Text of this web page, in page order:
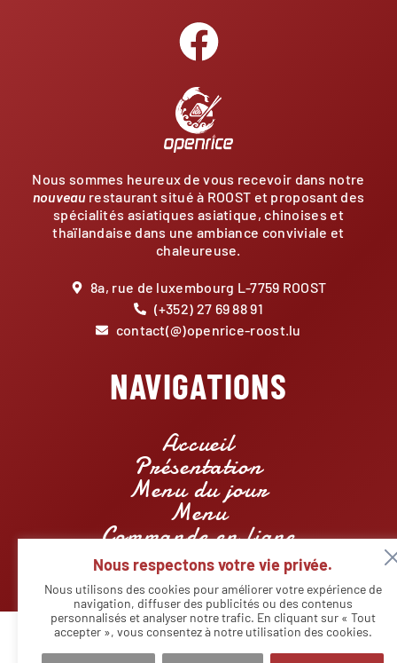
Nous respectons votre vie privée.
Nous utilisons des cookies pour améliorer votre expérience de
navigation, diffuser des publicités ou des contenus
personnalisés et analyser notre trafic. En cliquant sur « Tout
accepter », vous consentez à notre utilisation des cookies.
Nous sommes heureux de vous recevoir dans notre
nouveau restaurant situé à ROOST et proposant des
spécialités asiatiques asiatique, chinoises et
thaïlandaise dans une ambiance conviviale et
chaleureuse.
8a, rue de luxembourg L-7759 ROOST
(+352) 27 69 88 91
contact(@)openrice-roost.lu
NAVIGATIONS
Accueil
Présentation
Menu du jour
Menu
Commande en ligne
Réservations
Contact